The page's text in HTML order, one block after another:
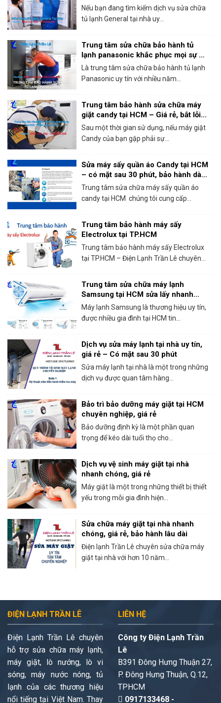
Nếu bạn đang tìm kiếm dịch vụ sửa chữa
tủ lạnh General tại nhà uy...
Trung tâm sửa chữa bảo hành tủ
lạnh panasonic khắc phục mọi sự cố
trong 1 lần gọi
Là trung tâm sửa chữa bảo hành tủ lạnh
Panasonic uy tín với nhiều năm...
Trung tâm bảo hành sửa chữa máy
giặt candy tại HCM – Giá rẻ, bắt lỗi
chính xác 100%
Sau một thời gian sử dụng, nếu máy giặt
Candy của bạn gặp phải sự...
Sửa máy sấy quần áo Candy tại HCM
– có mặt sau 30 phút, bảo hành dài
hạn!
Trung tâm sửa chữa máy sấy quần áo
candy tại HCM chúng tôi cung cấp...
Trung tâm bảo hành máy sấy
Electrolux tại TP.HCM
Trung tâm bảo hành máy sấy Electrolux
tại TP.HCM – Điện Lạnh Trần Lê chuyên...
Trung tâm sửa chữa máy lạnh
Samsung tại HCM sửa lấy nhanh
trong ngày
Máy lạnh Samsung là thương hiệu uy tín,
được nhiều gia đình tại HCM tin...
Dịch vụ sửa máy lạnh tại nhà uy tín,
giá rẻ – Có mặt sau 30 phút
Sửa máy lạnh tại nhà là một trong những
dịch vụ được quan tâm hàng...
Bảo trì bảo dưỡng máy giặt tại HCM
chuyên nghiệp, giá rẻ
Bảo dưỡng định kỳ là một phần quan
trọng để kéo dài tuổi thọ cho...
Dịch vụ vệ sinh máy giặt tại nhà
nhanh chóng, giá rẻ
Máy giặt là một trong những thiết bị thiết
yếu trong mỗi gia đình hiện...
Sửa chữa máy giặt tại nhà nhanh
chóng, giá rẻ, bảo hành lâu dài
Điện lạnh Trần Lê chuyên sửa chữa máy
giặt tại nhà với hơn 10 năm...
ĐIỆN LẠNH TRẦN LÊ
Điện Lạnh Trần Lê chuyên
hỗ trợ sửa chữa máy lạnh,
máy giặt, lò nướng, lò vi
sóng, máy nước nóng, tủ
lạnh của các thương hiệu
nổi tiếng tại Việt Nam. Thay
LIÊN HỆ
Công ty Điện Lạnh Trần
Lê
B391 Đông Hưng Thuận 27,
P. Đông Hưng Thuận, Q.12,
TPHCM
0917133468 -